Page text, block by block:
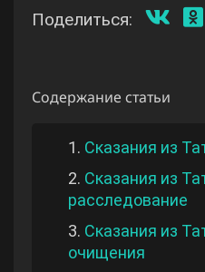
Поделиться:
Содержание статьи
1. Сказания из
2. Сказания из
расследование
3. Сказания из
очищения